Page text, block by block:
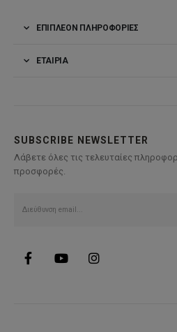
ΕΠΙΠΛΈΟΝ ΠΛΗΡΟΦΟΡΊΕΣ
ΕΤΑΙΡΊΑ
SUBSCRIBE NEWSLETTER
Λάβετε όλες τις τελευταίες
προσφορές.